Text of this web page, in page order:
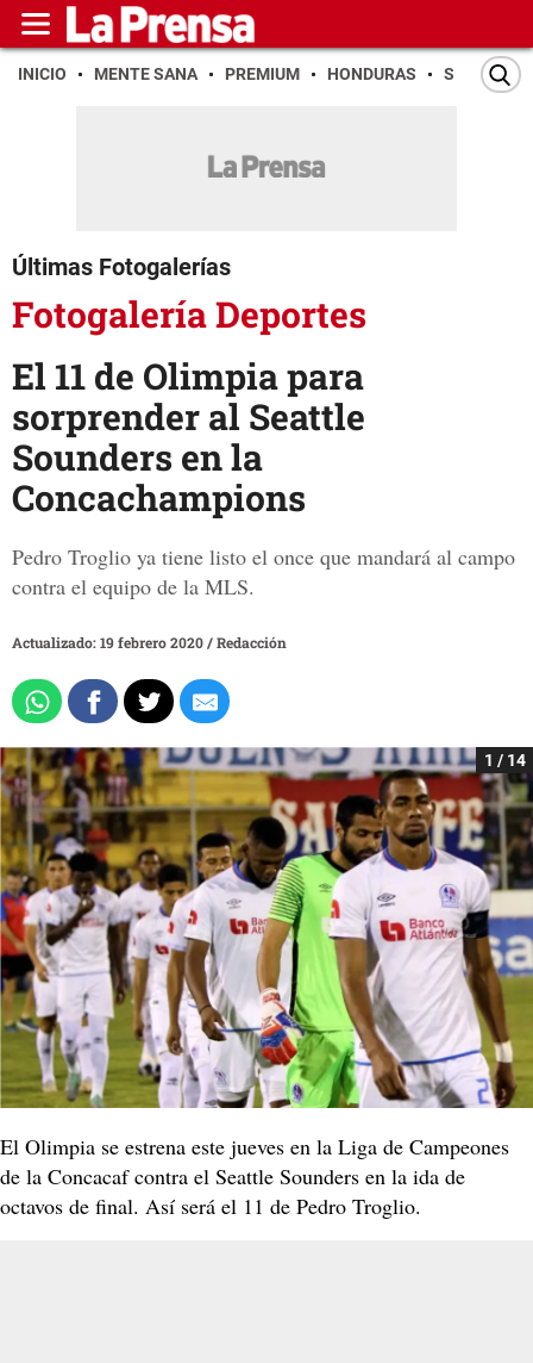
INICIO MENTE SANA PREMIUM HONDURAS SAN PEDRO
Últimas Fotogalerías
Fotogalería Deportes
El 11 de Olimpia para
sorprender al Seattle
Sounders en la
Concachampions
Pedro Troglio ya tiene listo el once que mandará al campo
contra el equipo de la MLS.
Actualizado: 19 febrero 2020/Redacción
1 / 14
El Olimpia se estrena este jueves en la Liga de Campeones
de la Concacaf contra el Seattle Sounders en la ida de
octavos de final. Así será el 11 de Pedro Troglio.